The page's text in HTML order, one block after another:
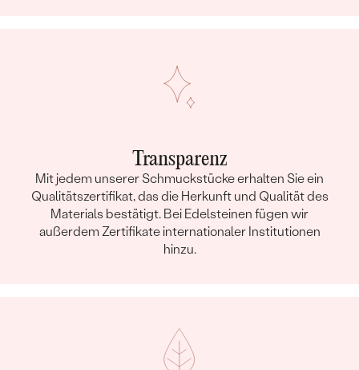
Transparenz
Mit jedem unserer Schmuckstücke erhalten Sie ein
Qualitätszertifikat, das die Herkunft und Qualität des
Materials bestätigt. Bei Edelsteinen fügen wir
außerdem Zertifikate internationaler Institutionen
hinzu.